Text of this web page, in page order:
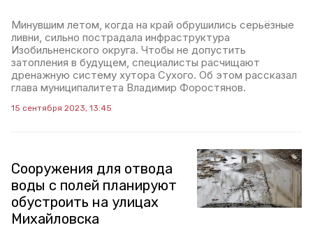
Минувшим летом, когда на край обрушились серьёзные
ливни, сильно пострадала инфраструктура
Изобильненского округа. Чтобы не допустить
затопления в будущем, специалисты расчищают
дренажную систему хутора Сухого. Об этом рассказал
глава муниципалитета Владимир Форостянов.
15 сентября 2023, 13:45
Сооружения для отвода
воды с полей планируют
обустроить на улицах
Михайловска